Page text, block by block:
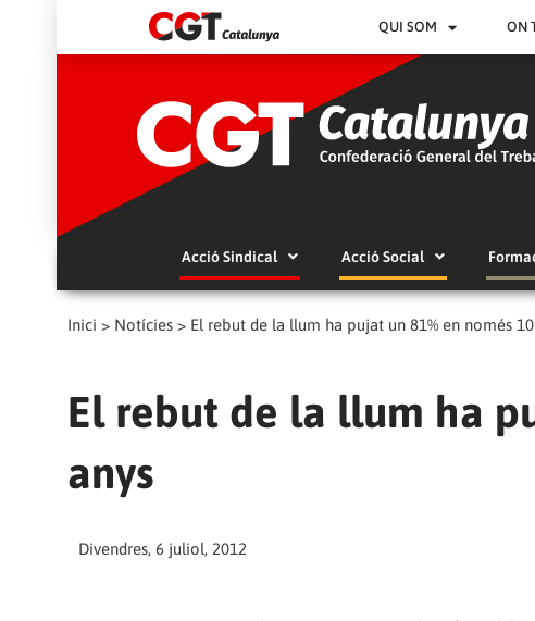
QUI SOM ON
Acció Sindical Acció Social
Inici > Notícies > El rebut de la llum ha pujat un 81% en només
El rebut de la llum ha
anys
Divendres, 6 juliol, 2012